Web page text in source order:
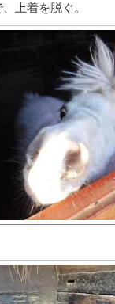
上着を脱ぐ。